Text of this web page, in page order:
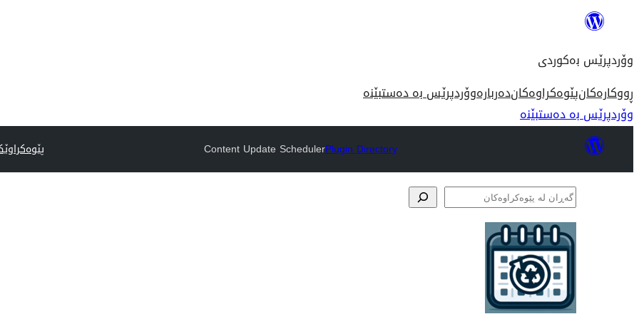
ناوەڕۆک
وۆردپرێس بەکوردی
ڕووکارەکانپێوەکراوەکاندەربارەوۆردپرێس بە دەستبێنە
وۆردپرێس بە دەستبێنە
Plugin Directory
Content Update Scheduler
گەڕان
لە
پێوەکراوەکان